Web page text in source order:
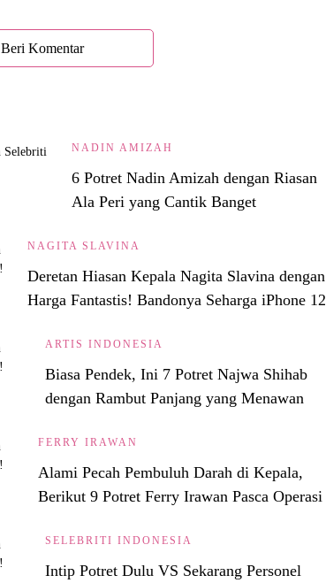
Beri Komentar
NADIN AMIZAH
6 Potret Nadin Amizah dengan Riasan
Ala Peri yang Cantik Banget
NAGITA SLAVINA
Deretan Hiasan Kepala Nagita Slavina dengan
Harga Fantastis! Bandonya Seharga iPhone 12
ARTIS INDONESIA
Biasa Pendek, Ini 7 Potret Najwa Shihab
dengan Rambut Panjang yang Menawan
FERRY IRAWAN
Alami Pecah Pembuluh Darah di Kepala,
Berikut 9 Potret Ferry Irawan Pasca Operasi
SELEBRITI INDONESIA
Intip Potret Dulu VS Sekarang Personel